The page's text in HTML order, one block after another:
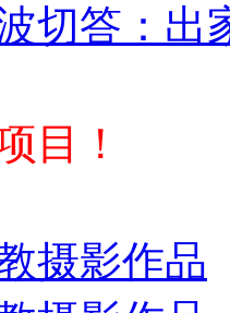
切答：出
目！
摄影作品